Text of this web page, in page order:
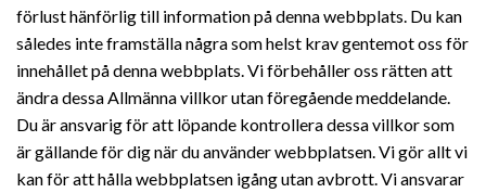
förlust hänförlig till information på denna webbplats. Du kan
således inte framställa några som helst krav gentemot oss för
innehållet på denna webbplats. Vi förbehåller oss rätten att
ändra dessa Allmänna villkor utan föregående meddelande.
Du är ansvarig för att löpande kontrollera dessa villkor som
är gällande för dig när du använder webbplatsen. Vi gör allt vi
kan för att hålla webbplatsen igång utan avbrott. Vi ansvarar